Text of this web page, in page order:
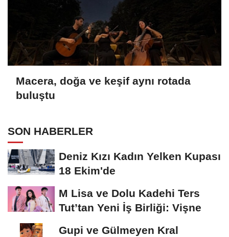
Macera, doğa ve keşif aynı rotada
buluştu
SON HABERLER
Deniz Kızı Kadın Yelken Kupası
18 Ekim'de
M Lisa ve Dolu Kadehi Ters
Tut’tan Yeni İş Birliği: Vişne
Gupi ve Gülmeyen Kral